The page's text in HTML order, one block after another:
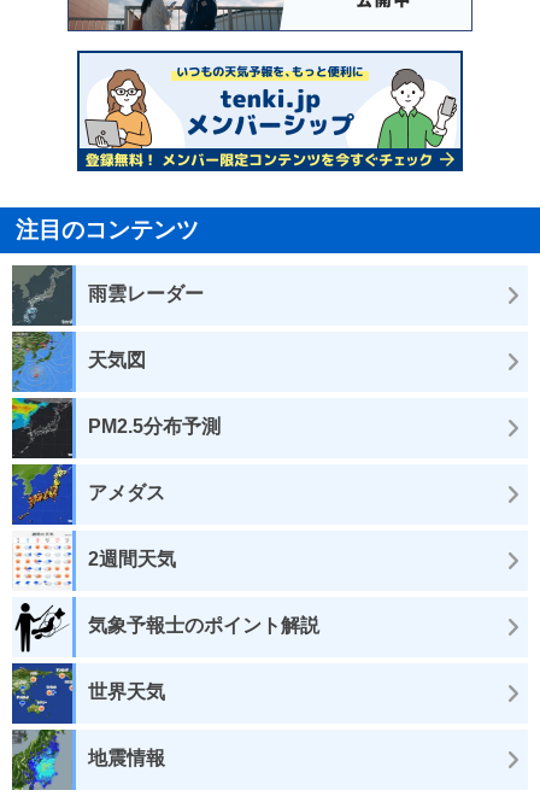
注目のコンテンツ
雨雲レーダー
天気図
PM2.5分布予測
アメダス
2週間天気
気象予報士のポイント解説
世界天気
地震情報